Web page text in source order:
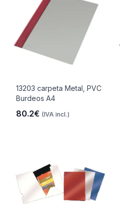
13203 carpeta Metal, PVC
Burdeos A4
80.2€ (IVA incl.)